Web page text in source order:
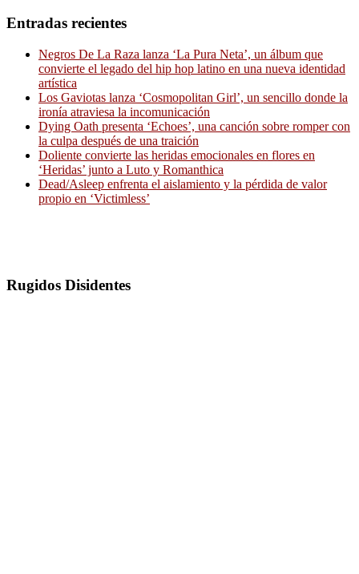
Entradas recientes
Negros De La Raza lanza ‘La Pura Neta’, un álbum que
convierte el legado del hip hop latino en una nueva identidad
artística
Los Gaviotas lanza ‘Cosmopolitan Girl’, un sencillo donde la
ironía atraviesa la incomunicación
Dying Oath presenta ‘Echoes’, una canción sobre romper con
la culpa después de una traición
Doliente convierte las heridas emocionales en flores en
‘Heridas’ junto a Luto y Romanthica
Dead/Asleep enfrenta el aislamiento y la pérdida de valor
propio en ‘Victimless’
Rugidos Disidentes